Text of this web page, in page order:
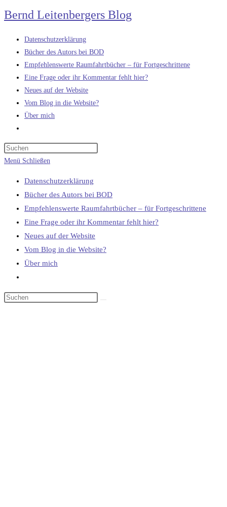
Zum
Inhalt
springen
Bernd Leitenbergers Blog
Datenschutzerklärung
Bücher des Autors bei BOD
Empfehlenswerte Raumfahrtbücher – für Fortgeschrittene
Eine Frage oder ihr Kommentar fehlt hier?
Neues auf der Website
Vom Blog in die Website?
Über mich
umschalten
Menü Schließen
Datenschutzerklärung
Bücher des Autors bei BOD
Empfehlenswerte Raumfahrtbücher – für Fortgeschrittene
Eine Frage oder ihr Kommentar fehlt hier?
Neues auf der Website
Vom Blog in die Website?
Über mich
umschalten